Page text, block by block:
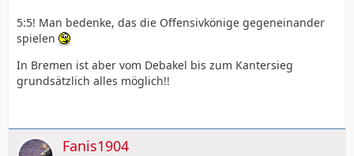
5:5! Man bedenke, das die Offensivkönige gegeneinander
spielen
In Bremen ist aber vom Debakel bis zum Kantersieg
grundsätzlich alles möglich!!
Fanis1904